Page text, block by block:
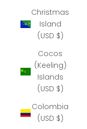
Christmas
Island
(USD $)
Cocos
(Keeling)
Islands
(USD $)
Colombia
(USD $)